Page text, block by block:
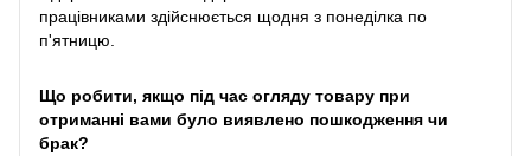
працівниками здійснюється щодня з понеділка по
п'ятницю.
Що робити, якщо під час огляду товару при
отриманні вами було виявлено пошкодження чи
брак?